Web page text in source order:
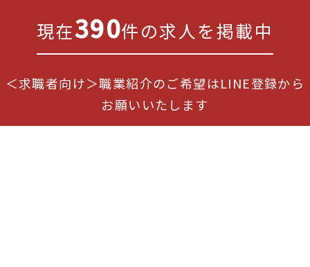
現在390件の求人を掲載中
＜求職者向け＞職業紹介のご希望はLINE登録から
お願いいたします